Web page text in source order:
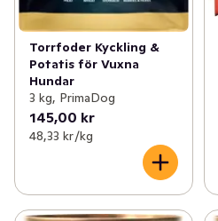
Torrfoder Kyckling &
Potatis för Vuxna
Hundar
3 kg, PrimaDog
145,00 kr
48,33 kr /kg